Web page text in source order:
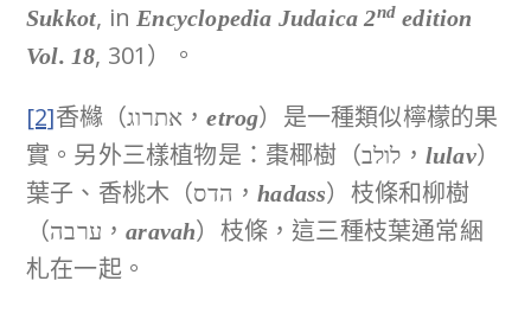
Sukkot, inEncyclopedia Judaica 2nd edition
Vol. 18, 301）。
[2]
香櫞（אתרוג，etrog）是一種類似檸檬的果
實。另外三樣植物是：棗椰樹（לולב， lulav）
葉子、香桃木（הדס，hadass）枝條和柳樹
（ערבה，aravah）枝條，這三種枝葉通常綑
札在一起。